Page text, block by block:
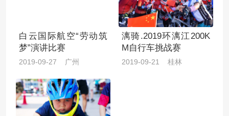
白云国际航空“劳动筑
梦”演讲比赛
2019-09-27 广州
漓骑.2019环漓江200K
M自行车挑战赛
2019-09-21 桂林